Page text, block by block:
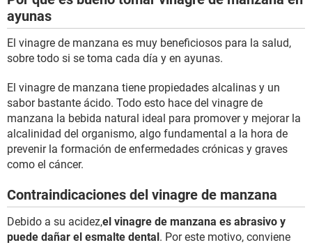
ayunas
El vinagre de manzana es muy beneficiosos para la salud,
sobre todo si se toma cada día y en ayunas.
El vinagre de manzana tiene propiedades alcalinas y un
sabor bastante ácido. Todo esto hace del vinagre de
manzana la bebida natural ideal para promover y mejorar la
alcalinidad del organismo, algo fundamental a la hora de
prevenir la formación de enfermedades crónicas y graves
como el cáncer.
Contraindicaciones del vinagre de manzana
Debido a su acidez,el vinagre de manzana es abrasivo y
puede dañar el esmalte dental . Por este motivo, conviene